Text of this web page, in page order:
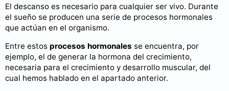
El descanso es necesario para cualquier ser vivo. Durante
el sueño se producen una serie de procesos hormonales
que actúan en el organismo.
Entre estos procesos hormonales se encuentra, por
ejemplo, el de generar la hormona del crecimiento,
necesaria para el crecimiento y desarrollo muscular, del
cual hemos hablado en el apartado anterior.